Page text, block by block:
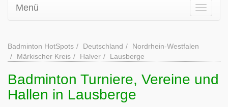
Menü
Badminton HotSpots Deutschland
Nordrhein-Westfalen
Märkischer Kreis
Halver Lausberge
Badminton Turniere, Vereine und
Hallen in Lausberge